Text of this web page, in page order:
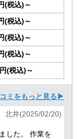
(税込)～
(税込)～
(税込)～
(税込)～
円(税込)～
ミをもっと見る▶
北井(2025/02/20)
した。 作業を